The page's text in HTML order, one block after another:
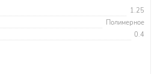
1.25
Полимерное
0.4